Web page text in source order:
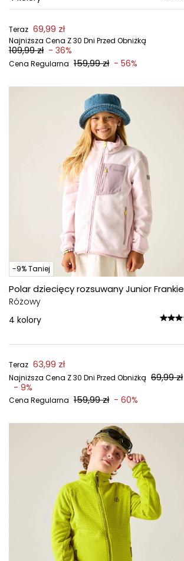
Teraz 69,99 zł
Najniższa Cena Z 30 Dni Przed Obniżką
109,99 zł - 36%
Cena Regularna 159,99 zł - 56%
-9% Taniej
Polar dziecięcy rozsuwany Junior Frankie
Różowy
4 kolory
Teraz 63,99 zł
Najniższa Cena Z 30 Dni Przed Obniżką 69,99 zł
- 9%
Cena Regularna 159,99 zł - 60%